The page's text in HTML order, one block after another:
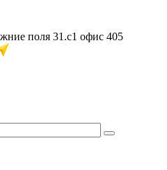
поля 31.с1 офис 405